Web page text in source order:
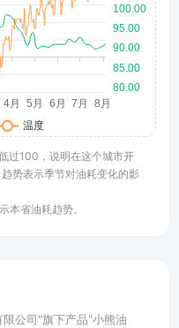
过100，说明在这个城市开
势表示季节对油耗变化的影
本省油耗趋势。
公司"旗下产品"小熊油